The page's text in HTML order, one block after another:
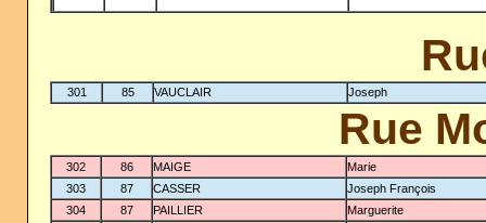
301 85 VAUCLAIR Joseph
Rue
302 86 MAIGE
Marie
303
87 CASSER
Joseph François
304
87 PAILLIER
Marguerite